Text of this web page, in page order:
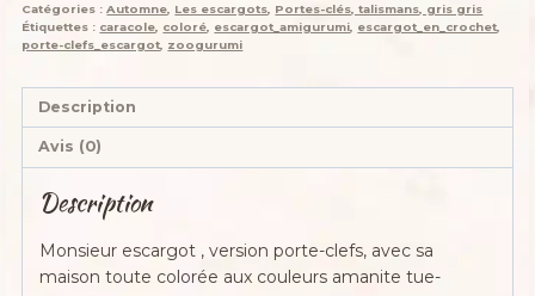
Catégories :Automne Les escargots
Portes-clés, talismans, gris gris
Étiquettes : caracole coloré escargot_amigurumi escargot_en_crochet
porte-clefs_escargot
zoogurumi
Description
Avis (0)
Description
Monsieur escargot , version porte-clefs, avec sa
maison toute colorée aux couleurs amanite tue-